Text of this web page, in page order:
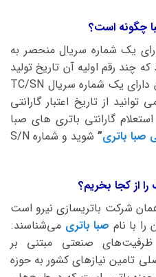
چگونه است؟
یک شماره سریال منحصر به
چند رقم اولیه آن تاریخ تولید
باتری را نشان می دهد. همچین دارای یک شماره سریال TC/SN
از تاریخ اعتبار گارانتی
گارانتی باتری های صبا
صبا باتری”
شوید و شماره S/N
از کجا بخریم؟
شرکت باتریسازی نیرو است
با نام صبا باتری می‌شناسند.
صنعتی مبتنی بر
تامین نیازهای کشور به حوزه